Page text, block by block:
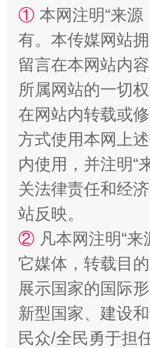
招工难、用工荒背后
① 本网注明“来
有。本传媒网站
留言在本网站内
所属网站的一切
在网站内转载或
方式使用本网上
内使用，并注明“
关法律责任和经
站反映。
② 凡本网注明“
它媒体，转载目
展示国家的国际
新型国家、建设
民众/全民勇于担